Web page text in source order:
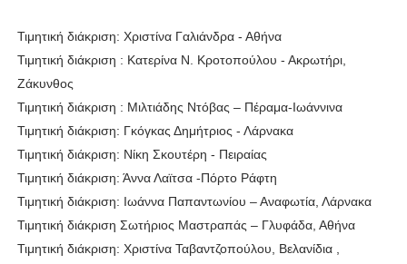
Τιμητική διάκριση: Χριστίνα Γαλιάνδρα - Αθήνα
Τιμητική διάκριση : Κατερίνα Ν. Κροτοπούλου - Ακρωτήρι,
Ζάκυνθος
Τιμητική διάκριση : Μιλτιάδης Ντόβας – Πέραμα-Ιωάννινα
Τιμητική διάκριση: Γκόγκας Δημήτριος - Λάρνακα
Τιμητική διάκριση: Νίκη Σκουτέρη - Πειραίας
Τιμητική διάκριση: Άννα Λαϊτσα -Πόρτο Ράφτη
Τιμητική διάκριση: Ιωάννα Παπαντωνίου – Αναφωτία, Λάρνακα
Τιμητική διάκριση Σωτήριος Μαστραπάς – Γλυφάδα, Αθήνα
Τιμητική διάκριση: Χριστίνα Ταβαντζοπούλου, Βελανίδια ,